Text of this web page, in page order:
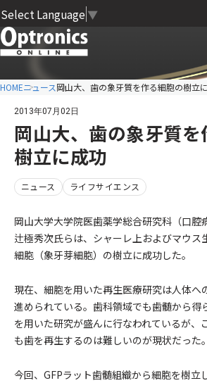
Select Language ▼
HOMEニュース岡山大、歯の象牙質を作る細胞の樹立
2013年07月02日
岡山大、歯の象牙質を
樹立に成功
ニュース ライフサイエンス
岡山大学大学院医歯薬学総合研究科（口腔
辻極秀次氏らは、シャーレ上およびマウス
細胞（象牙芽細胞）の樹立に成功した。
現在、細胞を用いた再生医療研究は人体へ
進められている。歯科領域でも歯髄から得
を用いた研究が盛んに行なわれているが、
も歯を再生するのは難しいのが現状だった。
今回、GFPラット歯髄組織から細胞を樹立